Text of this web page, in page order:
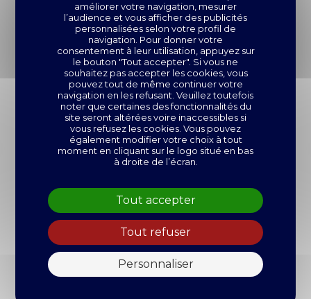
DÉCOUVREZ AUSSI
améliorer votre navigation, mesurer
l’audience et vous afficher des publicités
personnalisées selon votre profil de
navigation. Pour donner votre
consentement à leur utilisation, appuyez sur
le bouton "Tout accepter". Si vous ne
souhaitez pas accepter les cookies, vous
pouvez tout de même continuer votre
navigation en les refusant. Veuillez toutefois
noter que certaines des fonctionnalités du
site seront altérées voire inaccessibles si
vous refusez les cookies. Vous pouvez
également modifier votre choix à tout
moment en cliquant sur le logo situé en bas
à droite de l’écran.
Tout accepter
Tout refuser
Personnaliser